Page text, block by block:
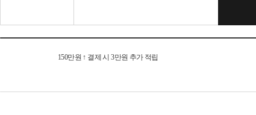
150만원 ↑ 결제 시 3만원 추가 적립